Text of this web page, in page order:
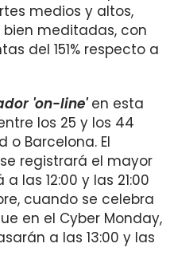
medios y altos,
meditadas, con
del 151% respecto a
'on-line' en esta
los 25 y los 44
o Barcelona. El
registrará el mayor
las 12:00 y las 21:00
cuando se celebra
en el Cyber Monday,
a las 13:00 y las